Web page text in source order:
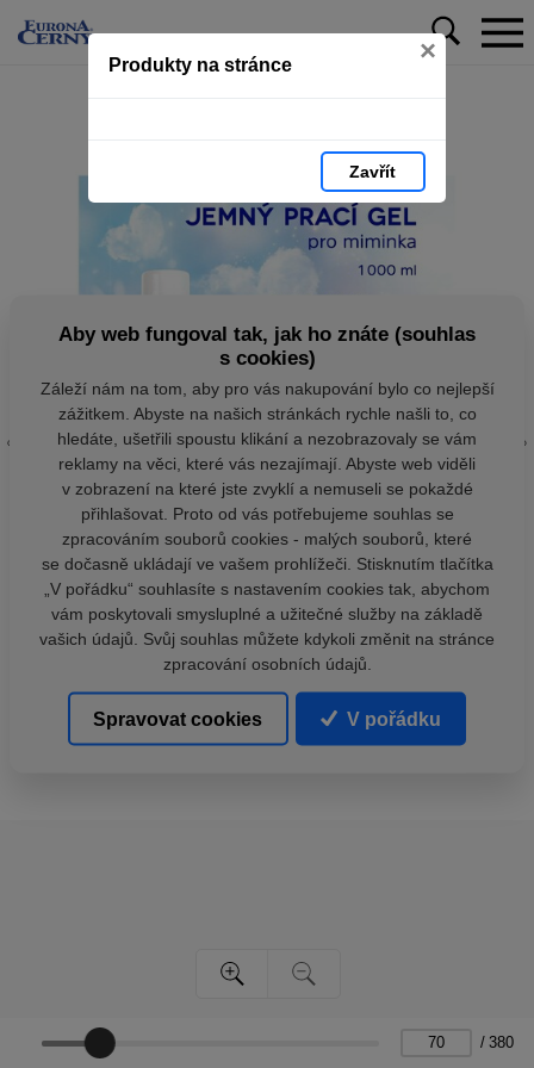
Produkty na stránce ×
Zavřít
/ 380
Aby web fungoval tak, jak ho znáte (souhlas
s cookies)
Záleží nám na tom, aby pro vás nakupování bylo co nejlepší
zážitkem. Abyste na našich stránkách rychle našli to, co
hledáte, ušetřili spoustu klikání a nezobrazovaly se vám
reklamy na věci, které vás nezajímají. Abyste web viděli
v zobrazení na které jste zvyklí a nemuseli se pokaždé
přihlašovat. Proto od vás potřebujeme souhlas se
zpracováním souborů cookies - malých souborů, které
se dočasně ukládají ve vašem prohlížeči. Stisknutím tlačítka
„V pořádku“ souhlasíte s nastavením cookies tak, abychom
vám poskytovali smysluplné a užitečné služby na základě
vašich údajů. Svůj souhlas můžete kdykoli změnit na stránce
zpracování osobních údajů.
Spravovat cookies V pořádku